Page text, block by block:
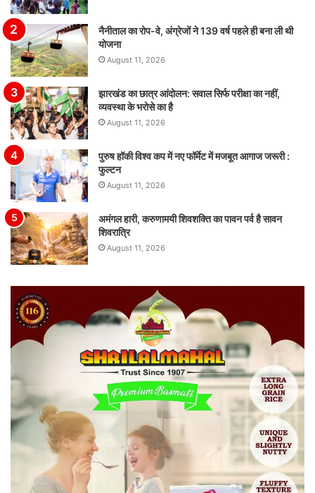
नैनीताल का रोप-वे, अंग्रेजों ने 139 वर्ष पहले ही बना ली थी
योजना
August 11, 2026
झारखंड का छात्र आंदोलन: सवाल सिर्फ परीक्षा का नहीं,
व्यवस्था के भरोसे का है
August 11, 2026
पुरुष हॉकी विश्व कप में नए फॉर्मेट में मजबूत आगाज जरूरी :
फुल्टन
August 11, 2026
अमंगल हारी, करुणामयी शिवशक्ति का पावन पर्व है सावन
शिवरात्रि
August 11, 2026